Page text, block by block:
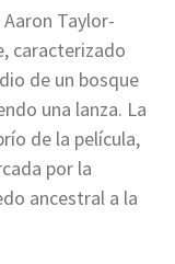
Taylor-
caracterizado
de un bosque
una lanza. La
de la película,
por la
ancestral a la